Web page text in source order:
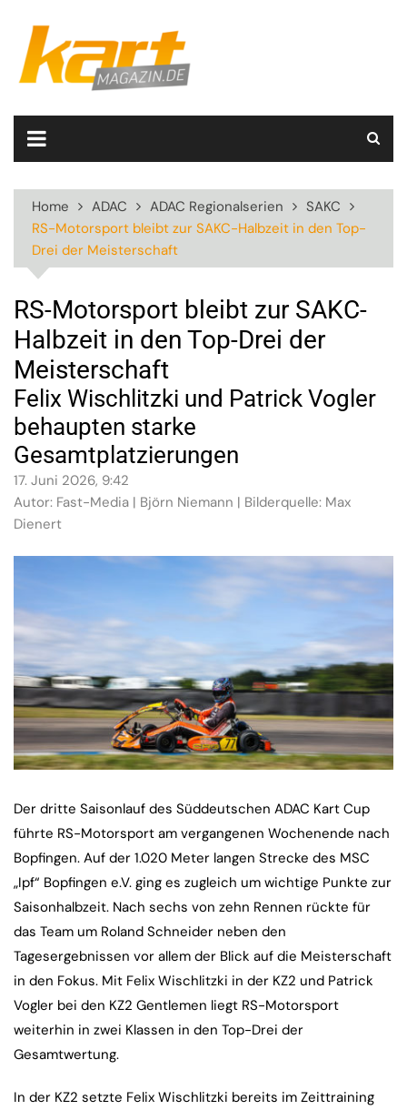
content
Home ADAC ADAC Regionalserien
SAKC
RS-Motorsport bleibt zur SAKC-Halbzeit in den Top-
Drei der Meisterschaft
RS-Motorsport bleibt zur SAKC-
Halbzeit in den Top-Drei der
Meisterschaft
Felix Wischlitzki und Patrick Vogler
behaupten starke
Gesamtplatzierungen
17. Juni 2026, 9:42
Autor: Fast-Media | Björn Niemann | Bilderquelle: Max
Dienert
Der dritte Saisonlauf des Süddeutschen ADAC Kart Cup
führte RS-Motorsport am vergangenen Wochenende nach
Bopfingen. Auf der 1.020 Meter langen Strecke des MSC
„Ipf“ Bopfingen e.V. ging es zugleich um wichtige Punkte zur
Saisonhalbzeit. Nach sechs von zehn Rennen rückte für
das Team um Roland Schneider neben den
Tagesergebnissen vor allem der Blick auf die Meisterschaft
in den Fokus. Mit Felix Wischlitzki in der KZ2 und Patrick
Vogler bei den KZ2 Gentlemen liegt RS-Motorsport
weiterhin in zwei Klassen in den Top-Drei der
Gesamtwertung.
In der KZ2 setzte Felix Wischlitzki bereits im Zeittraining